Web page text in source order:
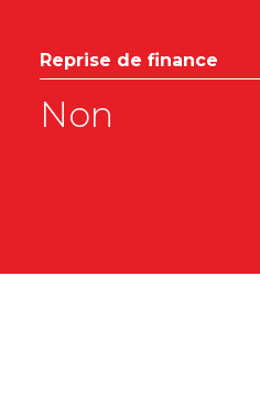
Reprise de finance
Non